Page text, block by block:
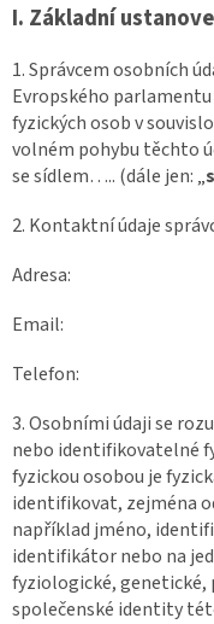
I. Základní
1. Správcem osobních
Evropského parlamentu
fyzických osob v
volném pohybu těchto
se sídlem….. (dále jen: „
2. Kontaktní údaje
Adresa:
Email:
Telefon:
3. Osobními údaji se
nebo identifikovatelné
fyzickou osobou je
identifikovat, zejména
například jméno,
identifikátor nebo na
fyziologické, genetické,
společenské identity